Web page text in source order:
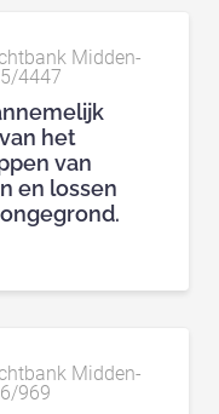
Midden-
4447
het
van
en lossen
Midden-
969